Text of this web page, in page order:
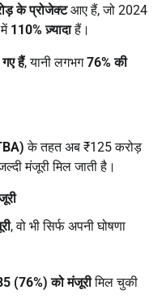
के प्रोजेक्टआए हैं, जो 2024
110%ज़्यादाहैं।
हैं, यानी लगभग76%की
के तहत अब ₹125 करोड़
मंजूरी मिल जाती है।
, वो भी सिर्फ अपनी घोषणा
(76%)को मंजूरीमिल चुकी